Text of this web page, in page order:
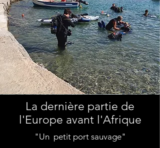
La dernière partie de
l'Europe avant l'Afrique
"Un petit port sauvage"